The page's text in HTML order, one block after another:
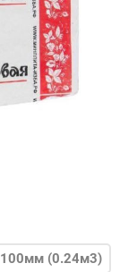
100мм (0.24м3)